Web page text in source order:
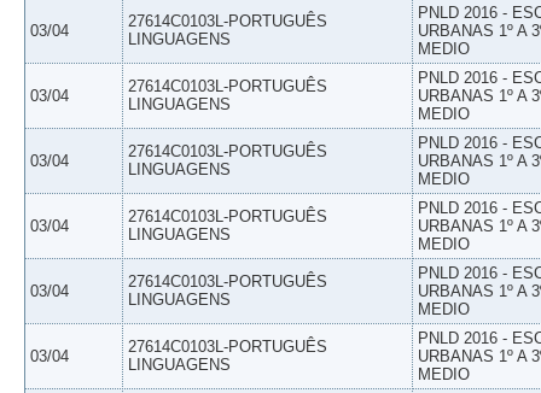
03/04
27614C0103L-PORTUGUÊS
LINGUAGENS
PNLD 2016 -
URBANAS 1º A
MEDIO
03/04
27614C0103L-PORTUGUÊS
LINGUAGENS
PNLD 2016 -
URBANAS 1º A
MEDIO
03/04
27614C0103L-PORTUGUÊS
LINGUAGENS
PNLD 2016 -
URBANAS 1º A
MEDIO
03/04
27614C0103L-PORTUGUÊS
LINGUAGENS
PNLD 2016 -
URBANAS 1º A
MEDIO
03/04
27614C0103L-PORTUGUÊS
LINGUAGENS
PNLD 2016 -
URBANAS 1º A
MEDIO
03/04
27614C0103L-PORTUGUÊS
LINGUAGENS
PNLD 2016 -
URBANAS 1º A
MEDIO